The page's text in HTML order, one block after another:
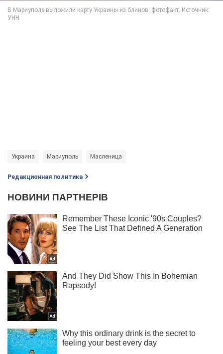
Украина Мариуполь Масленица
Редакционная политика